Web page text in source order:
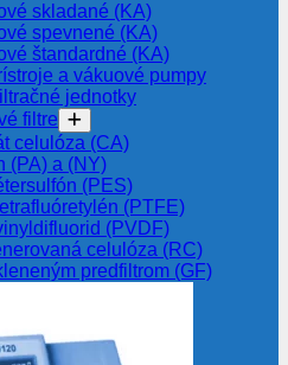
skladané (KA)
spevnené (KA)
štandardné (KA)
a vákuové pumpy
jednotky
filtre
celulóza (CA)
(PA) a (NY)
(PES)
(PTFE)
(PVDF)
celulóza (RC)
predfiltrom (GF)